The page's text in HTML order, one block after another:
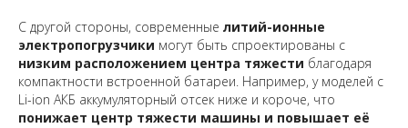
С другой стороны, современные литий-ионные
электропогрузчики могут быть спроектированы с
низким расположением центра тяжести благодаря
компактности встроенной батареи. Например, у моделей с
Li-ion АКБ аккумуляторный отсек ниже и короче, что
понижает центр тяжести машины и повышает её